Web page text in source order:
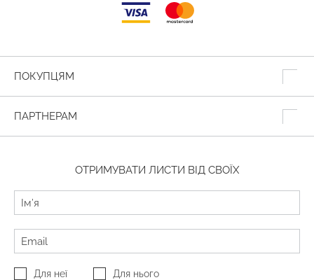
ПОКУПЦЯМ
ПАРТНЕРАМ
ОТРИМУВАТИ ЛИСТИ ВІД СВОЇХ
Для неї Для нього